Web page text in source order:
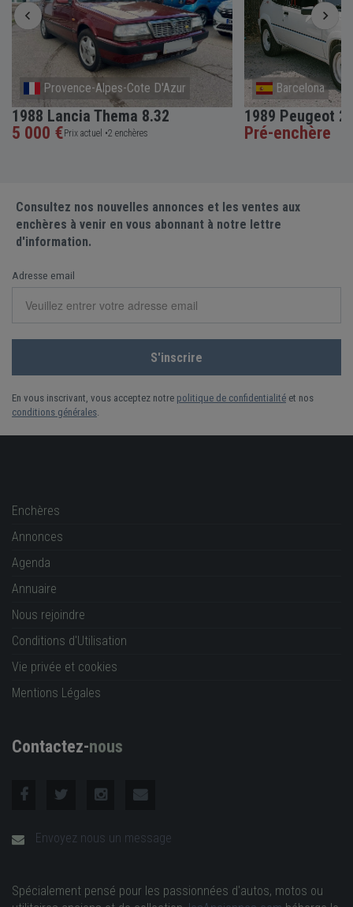
Provence-Alpes-Cote D'Azur
1988 Lancia Thema 8.32
5 000 € Prix actuel •2 enchères
Barcelona
1989 Peugeot
Pré-enchère
Consultez nos nouvelles annonces et les ventes aux
enchères à venir en vous abonnant à notre lettre
d'information.
Adresse email
En vous inscrivant, vous acceptez notre politique de confidentialité et nos
conditions générales.
Enchères
Annonces
Agenda
Annuaire
Nous rejoindre
Conditions d'Utilisation
Vie privée et cookies
Mentions Légales
Contactez-nous
Envoyez nous un message
Spécialement pensé pour les passionnées d'autos, motos ou